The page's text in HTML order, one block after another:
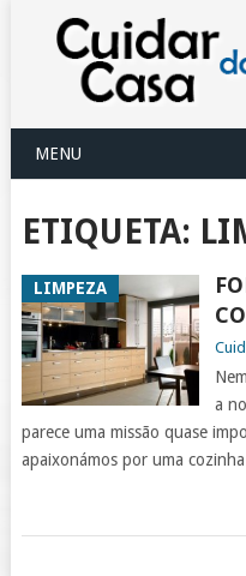
MENU
ETIQUETA:
LIMPEZA
a
parece uma missão quase
apaixonámos por uma